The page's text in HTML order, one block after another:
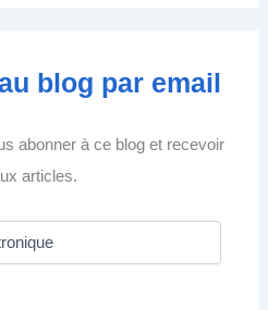
blog par email
abonner à ce blog et recevoir
articles.